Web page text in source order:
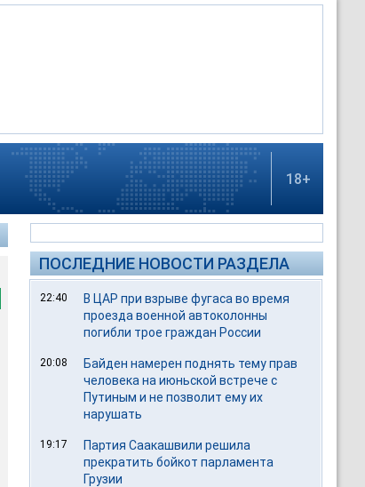
18+
ПОСЛЕДНИЕ НОВОСТИ РАЗДЕЛА
22:40
В ЦАР при взрыве фугаса во время
проезда военной автоколонны
погибли трое граждан России
20:08
Байден намерен поднять тему прав
человека на июньской встрече с
Путиным и не позволит ему их
нарушать
19:17
Партия Саакашвили решила
прекратить бойкот парламента
Грузии